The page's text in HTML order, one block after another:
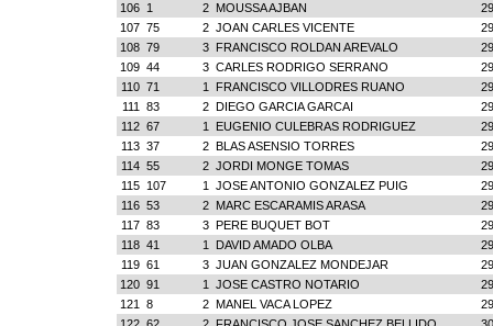
106 1 2 MOUSSA AJBAN
107 75 2 JOAN CARLES VICENTE
108 79 3 FRANCISCO ROLDAN AREVALO
109 44 3 CARLES RODRIGO SERRANO
110 71 1 FRANCISCO VILLODRES RUANO
111
83 2 DIEGO GARCIA GARCAI
112 67 1 EUGENIO CULEBRAS RODRIGUEZ
113 37 2 BLAS ASENSIO TORRES
114 55 2 JORDI MONGE TOMAS
115 107 1 JOSE ANTONIO GONZALEZ PUIG
116 53 2 MARC ESCARAMIS ARASA
117 83 3 PERE BUQUET BOT
118 41 1 DAVID AMADO OLBA
119 61 3 JUAN GONZALEZ MONDEJAR
120 91 1 JOSE CASTRO NOTARIO
121
8 2 MANEL VACA LOPEZ